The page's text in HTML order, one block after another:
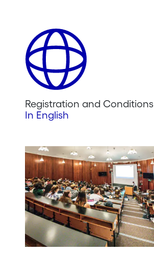
Registration and Conditions
In English